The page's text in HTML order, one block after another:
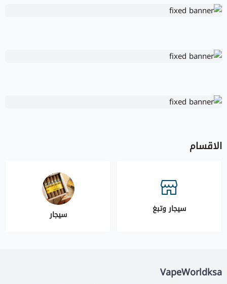
الاقسام
سيجار وتبغ سيجار
VapeWorldksa